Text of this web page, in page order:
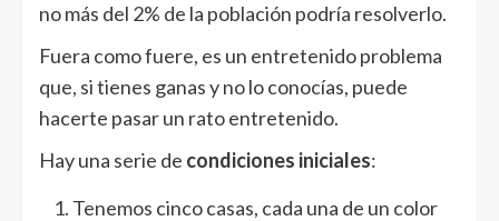
no más del 2% de la población podría resolverlo.
Fuera como fuere, es un entretenido problema
que, si tienes ganas y no lo conocías, puede
hacerte pasar un rato entretenido.
Hay una serie de condiciones iniciales:
Tenemos cinco casas, cada una de un color